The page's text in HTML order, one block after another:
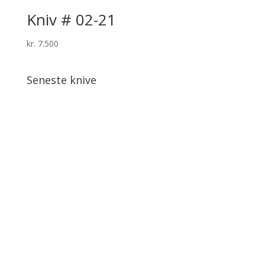
Kniv # 02-21
kr. 7.500
Seneste knive